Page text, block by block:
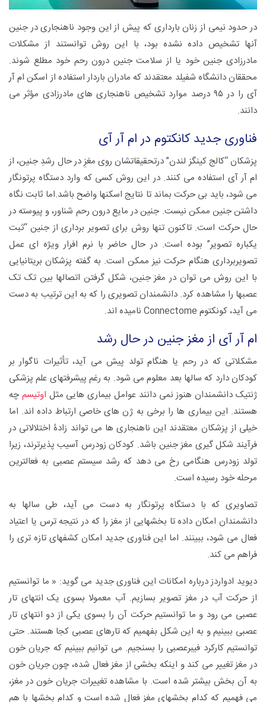
در حدود نیمی از زنان بارداری که پیش از این وجود ناهنجاری در جنین
آنها تشخیص داده نشده بود، با این روش توانستند از مشکلات
مادرزادی جنین خود یا از سلامت جنین درون رحم خود مطلع شوند.
محققان دانشگاه شفیلد معتقدند که مادران باردار استفاده از اسکن ام آر
آی را در ۹۵ درصد موارد تشخیص ناهنجاری های مادرزادی مؤثر می
دانند.
فناوری جدید کانکتوم در ام آر آی
پزشکان “کالج کینگز لندن” درتحقیقاتشان روی مغزِ در حال رشدِ جنین، از
ام آر آی استفاده می کنند. در این روش کسی که وارد دستگاه پرتونگار
می شود، باید بی حرکت بماند تا نتایج اسکنها واضح باشد.اما ثابت نگاه
داشتن جنین ممکن نیست. جنین در مایع درون رحم شناور، و پیوسته در
حال حرکت است. تاکنون تنها روش برای تصویر برداری از جنین “ثبت
یکباره تصویر” بوده است. در حال حاضر با نرم افرار ویژه ای عمل
تصویربرداری هنگام حرکت نیز ممکن است. به گفته پزشکان بریتانیایی
با این روش می توان در مغز جنین، شکل گرفتن اتصالها بین تک تک
عصبها را مشاهده کرد. دانشمندان تصویری را که به این ترتیب به دست
می آید، کونکتوم Connectome نامیده اند.
ام آر آی از مغز جنین در حال رشد
مشکلاتی که در رحم یا هنگام تولد پیش می آید، تأثیرات ناگوار بر
کودکان دارد که سالها بعد معلوم می شود. به رغم پیشرفتهای علم پزشکی
ژنتیک دانشمندان هنوز نمی دانند عوامل بیماری هایی مثل اوتیسم چه
هستند. این بیماری ها را برخی به ژن های خاصی ارتباط داده اند. اما
خیلی از پزشکان معتقدند این ناهنجاری ها می تواند زادۀ اختلالاتی در
فرآیند شکل گیری مغز جنین باشد. کودکان زودرس آسیب پذیرترند، زیرا
تولد زودرس هنگامی رخ می دهد که رشد سیستم عصبی به فعالترین
مرحله خود رسیده است.
تصاویری که با دستگاه پرتونگار به دست می آید، طی سالها به
دانشمندان امکان داده تا بخشهایی از مغز را که در نتیجه ترس یا اعتیاد
فعال می شود، ببینند. اما این فناوری جدید امکان کشفهای تازه تری را
فراهم می کند.
دیوید ادواردز درباره امکانات این فناوری جدید می گوید: « ما توانستیم
از حرکت آب در مغز تصویر بسازیم. آب معمولا بسوی یک انتهای تار
عصبی می رود و ما توانستیم حرکت آن را بسوی یکی از دو انتهای تار
عصبی ببینیم و به این شکل بفهمیم که تارهای عصبی کجا هستند. حتی
توانستیم کارکرد فیبرعصبی را بسنجیم. می توانیم ببینیم که جریان خون
در مغز تغییر می کند و اینکه بخشی از مغز فعال شده، چون جریان خون
به آن بخش بیشتر شده است. با مشاهده تغییرات جریان خون در مغز،
می فهمیم که کدام بخشهای مغز فعال شده است و کدام بخشها با هم